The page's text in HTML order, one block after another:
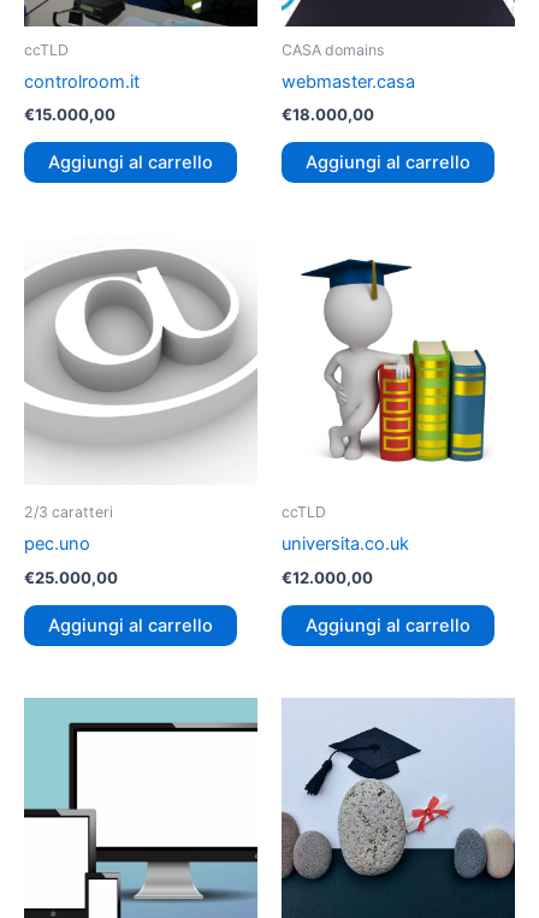
ccTLD
controlroom.it
€15.000,00
Aggiungi al carrello
CASA domains
webmaster.casa
€18.000,00
Aggiungi al carrello
2/3 caratteri
pec.uno
€25.000,00
Aggiungi al carrello
ccTLD
universita.co.uk
€12.000,00
Aggiungi al carrello